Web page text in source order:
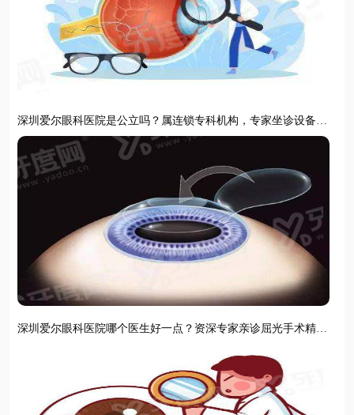
深圳爱尔眼科医院是公立吗？属连锁专科机构，专家坐诊设备先
进视力矫正更安心
深圳爱尔眼科医院哪个医生好一点？资深专家亲诊屈光手术精准